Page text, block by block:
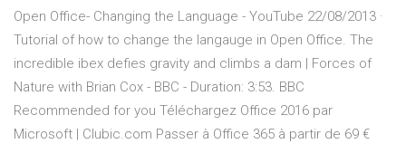
Open Office- Changing the Language - YouTube 22/08/2013 ·
Tutorial of how to change the langauge in Open Office. The
incredible ibex defies gravity and climbs a dam | Forces of
Nature with Brian Cox - BBC - Duration: 3:53. BBC
Recommended for you Téléchargez Office 2016 par
Microsoft | Clubic.com Passer à Office 365 à partir de 69 €